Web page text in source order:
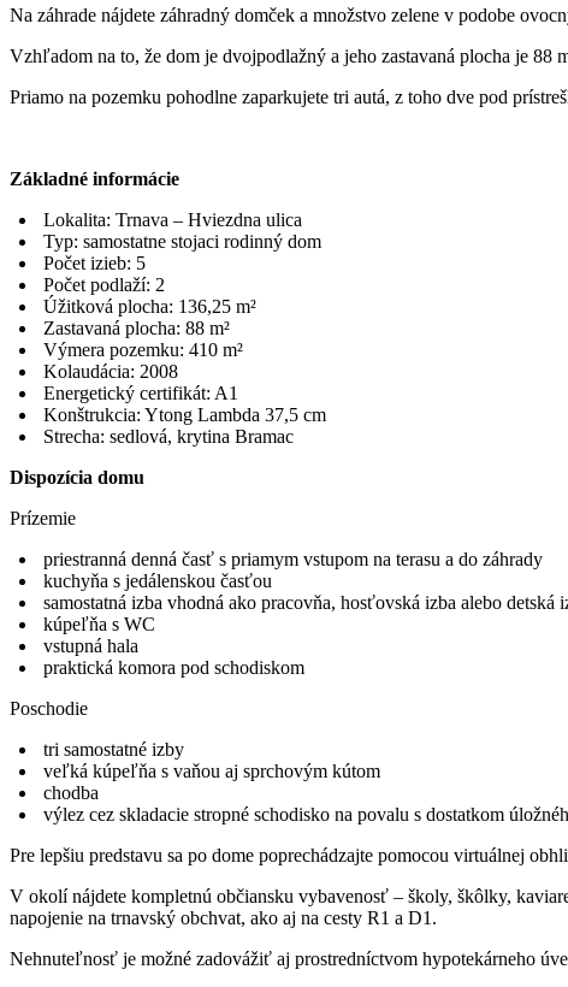
Na záhrade nájdete záhradný domček a množstvo zelene v podobe
Vzhľadom na to, že dom je dvojpodlažný a jeho zastavaná plocha je 88
Priamo na pozemku pohodlne zaparkujete tri autá, z toho dve pod
Základné informácie
⁠ ⁠Lokalita: Trnava – Hviezdna ulica
⁠ ⁠Typ: samostatne stojaci rodinný dom
⁠ ⁠Počet izieb: 5
⁠ ⁠Počet podlaží: 2
⁠ ⁠Úžitková plocha: 136,25 m²
⁠ ⁠Zastavaná plocha: 88 m²
⁠ ⁠Výmera pozemku: 410 m²
⁠ ⁠Kolaudácia: 2008
⁠ ⁠Energetický certifikát: A1
⁠ ⁠Konštrukcia: Ytong Lambda 37,5 cm
⁠ ⁠Strecha: sedlová, krytina Bramac
Dispozícia domu
Prízemie
⁠ ⁠priestranná denná časť s priamym vstupom na terasu a do záhrady
⁠ ⁠kuchyňa s jedálenskou časťou
⁠samostatná izba vhodná ako pracovňa, hosťovská izba alebo detská
⁠ ⁠kúpeľňa s WC
⁠ ⁠vstupná hala
⁠ ⁠praktická komora pod schodiskom
Poschodie
⁠ ⁠tri samostatné izby
⁠ ⁠veľká kúpeľňa s vaňou aj sprchovým kútom
⁠ ⁠chodba
⁠výlez cez skladacie stropné schodisko na povalu s dostatkom
Pre lepšiu predstavu sa po dome poprechádzajte pomocou virtuálnej
V okolí nájdete kompletnú občiansku vybavenosť – školy, škôlky,
napojenie na trnavský obchvat, ako aj na cesty R1 a D1.
Nehnuteľnosť je možné zadovážiť aj prostredníctvom hypotekárneho